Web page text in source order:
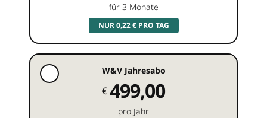
für 3 Monate
NUR 0,22 € PRO TAG
W&V Jahresabo
€499,00
pro Jahr